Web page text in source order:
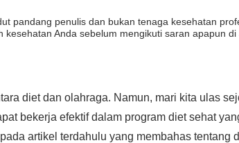
pandang penulis dan bukan tenaga kesehatan
Anda sebelum mengikuti saran apapun di
diet dan olahraga. Namun, mari kita ulas
bekerja efektif dalam program diet sehat
artikel terdahulu yang membahas tentang